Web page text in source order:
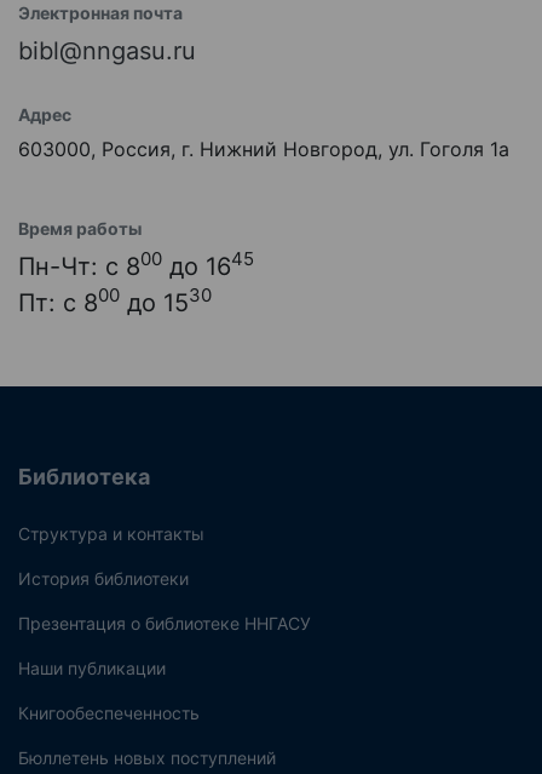
Электронная почта
bibl@nngasu.ru
Адрес
603000, Россия, г. Нижний Новгород, ул. Гоголя 1а
Время работы
Пн-Чт: с 800 до 1645
Пт: с 800 до 1530
Библиотека
Структура и контакты
История библиотеки
Презентация о библиотеке ННГАСУ
Наши публикации
Книгообеспеченность
Бюллетень новых поступлений